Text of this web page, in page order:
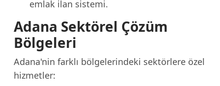
emlak ilan sistemi.
Adana Sektörel Çözüm
Bölgeleri
Adana'nin farklı bölgelerindeki sektörlere özel
hizmetler: